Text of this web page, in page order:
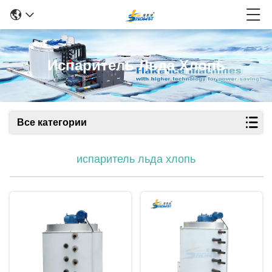
Испаритель Льда Хлопь
Все категории
испаритель льда хлопь